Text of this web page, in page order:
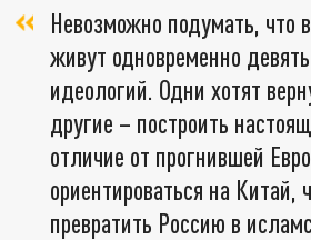
Невозможно подумать, что
живут одновременно
идеологий. Одни хотят
другие – построить
отличие от прогнившей
ориентироваться на Китай,
превратить Россию в